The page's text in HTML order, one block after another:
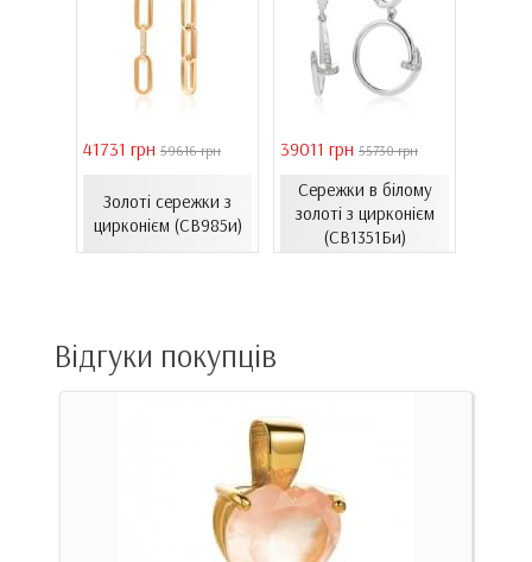
41731 грн 59616 грн
Золоті сережки з
цирконієм (СВ985и)
39011 грн 55730 грн
Сережки в білому
золоті з цирконієм
(СВ1351Би)
Відгуки покупців